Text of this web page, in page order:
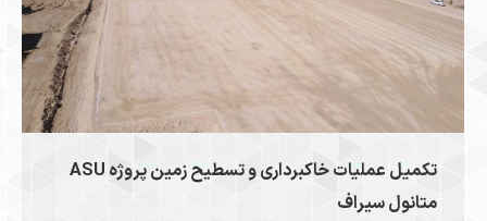
تکمیل عملیات خاکبرداری و تسطیح زمین پروژه ASU
متانول سیراف